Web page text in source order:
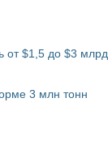
от $1,5 до $3 млрд
3 млн тонн